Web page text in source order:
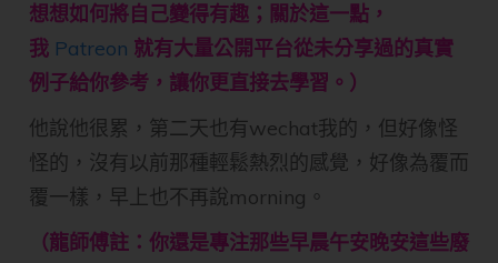
想想如何將自己變得有趣；關於這一點，
我 Patreon 就有大量公開平台從未分享過的真實
例子給你參考，讓你更直接去學習。）
他說他很累，第二天也有wechat我的，但好像怪
怪的，沒有以前那種輕鬆熱烈的感覺，好像為覆而
覆一樣，早上也不再說morning。
（龍師傅註：你還是專注那些早晨午安晚安這些廢